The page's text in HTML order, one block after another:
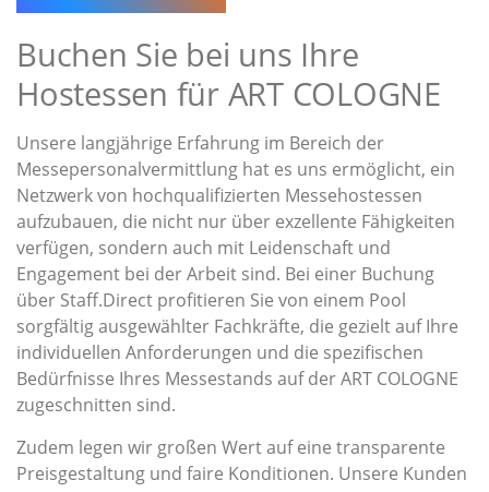
Buchen Sie bei uns Ihre
Hostessen für ART COLOGNE
Unsere langjährige Erfahrung im Bereich der
Messepersonalvermittlung hat es uns ermöglicht, ein
Netzwerk von hochqualifizierten Messehostessen
aufzubauen, die nicht nur über exzellente Fähigkeiten
verfügen, sondern auch mit Leidenschaft und
Engagement bei der Arbeit sind. Bei einer Buchung
über Staff.Direct profitieren Sie von einem Pool
sorgfältig ausgewählter Fachkräfte, die gezielt auf Ihre
individuellen Anforderungen und die spezifischen
Bedürfnisse Ihres Messestands auf der ART COLOGNE
zugeschnitten sind.
Zudem legen wir großen Wert auf eine transparente
Preisgestaltung und faire Konditionen. Unsere Kunden